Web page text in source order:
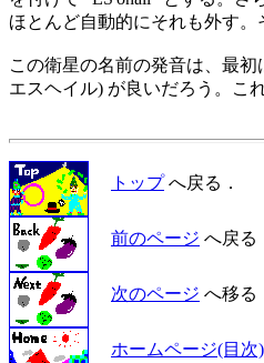
ほとんど自動的にそれも外す
この衛星の名前の発音は、最初
エスヘイル) が良いだろう。こ
トップへ戻る．
前のページ へ戻る
次のページ へ移る
ホームページ(目次)